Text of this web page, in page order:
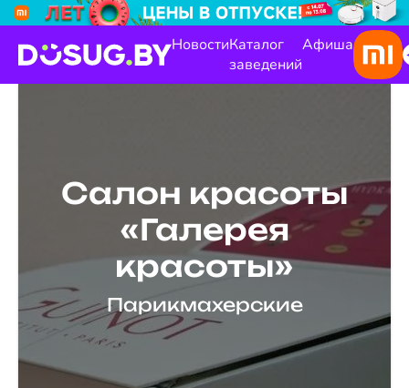
НовостиКаталог
заведений
Афиша
Салон красоты
«Галерея
красоты»
Парикмахерские